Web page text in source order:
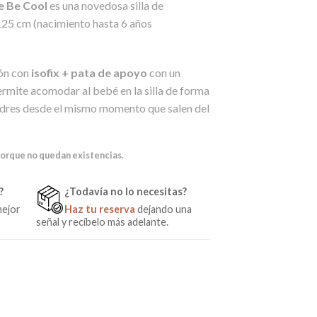
Be Cool es una novedosa silla de
cm (nacimiento hasta 6 años
con isofix + pata de apoyo con un
acomodar al bebé en la silla de forma
desde el mismo momento que salen del
no quedan existencias.
¿Todavía no lo necesitas?
Haz tu reserva dejando una
señal y recíbelo más adelante.